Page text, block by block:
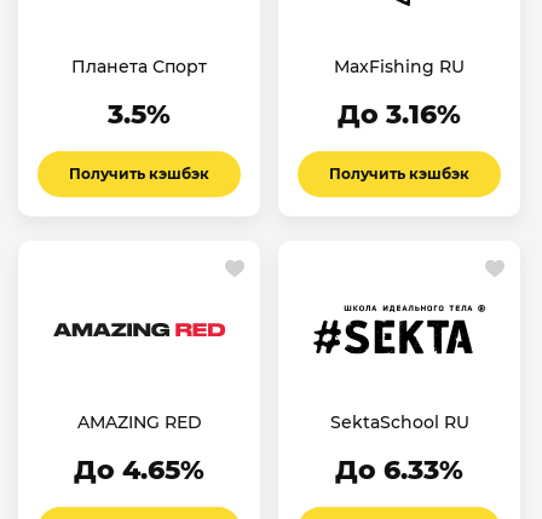
Планета Спорт
3.5%
Получить кэшбэк
MaxFishing RU
До 3.16%
Получить кэшбэк
AMAZING RED
До 4.65%
SektaSchool RU
До 6.33%